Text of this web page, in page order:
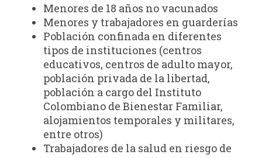
Menores de 18 años no vacunados
Menores y trabajadores en guarderías
Población confinada en diferentes
tipos de instituciones (centros
educativos, centros de adulto mayor,
población privada de la libertad,
población a cargo del Instituto
Colombiano de Bienestar Familiar,
alojamientos temporales y militares,
entre otros)
Trabajadores de la salud en riesgo de